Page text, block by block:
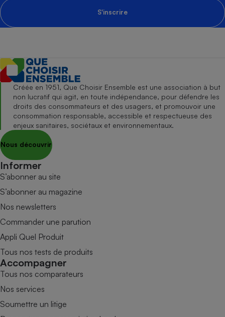
S'inscrire
Créée en 1951, Que Choisir Ensemble est une association à but
non lucratif qui agit, en toute indépendance, pour défendre les
droits des consommateurs et des usagers, et promouvoir une
consommation responsable, accessible et respectueuse des
enjeux sanitaires, sociétaux et environnementaux.
Nous découvrir
Informer
S’abonner au site
S’abonner au magazine
Nos newsletters
Commander une parution
Appli Quel Produit
Tous nos tests de produits
Accompagner
Tous nos comparateurs
Nos services
Soumettre un litige